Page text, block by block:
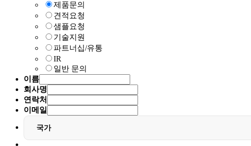
제품문의
견적요청
샘플요청
기술지원
파트너십/유통
IR
일반 문의
이름
회사명
연락처
이메일
국가